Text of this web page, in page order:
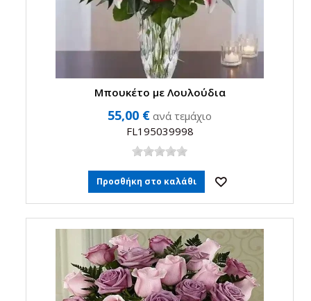
Μπουκέτο με Λουλούδια
55,00 € ανά τεμάχιο
FL195039998
Προσθήκη στο καλάθι